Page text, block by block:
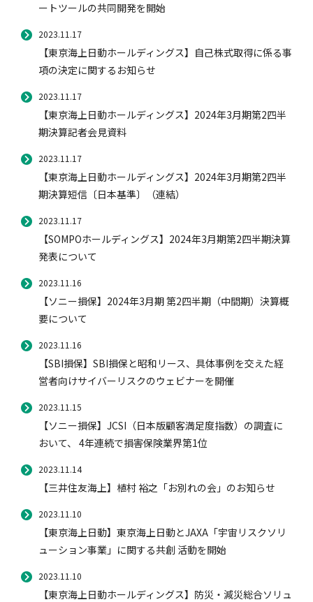
ートツールの共同開発を開始
2023.11.17
【東京海上日動ホールディングス】自己株式取得に係る事
項の決定に関するお知らせ
2023.11.17
【東京海上日動ホールディングス】2024年3月期第2四半
期決算記者会見資料
2023.11.17
【東京海上日動ホールディングス】2024年3月期第2四半
期決算短信〔日本基準〕（連結）
2023.11.17
【SOMPOホールディングス】2024年3月期第2四半期決算
発表について
2023.11.16
【ソニー損保】2024年3月期 第2四半期（中間期）決算概
要について
2023.11.16
【SBI損保】SBI損保と昭和リース、具体事例を交えた経
営者向けサイバーリスクのウェビナーを開催
2023.11.15
【ソニー損保】JCSI（日本版顧客満足度指数）の調査に
おいて、 4年連続で損害保険業界第1位
2023.11.14
【三井住友海上】植村 裕之「お別れの会」のお知らせ
2023.11.10
【東京海上日動】東京海上日動とJAXA「宇宙リスクソリ
ューション事業」に関する共創 活動を開始
2023.11.10
【東京海上日動ホールディングス】防災・減災総合ソリュ